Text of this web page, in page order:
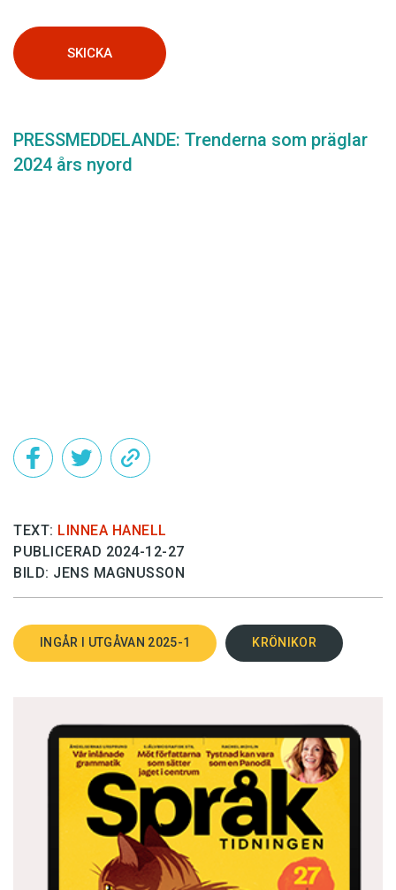
SKICKA
PRESSMEDDELANDE: Trenderna som präglar
2024 års nyord
Det här innehållet kräver att du accepterar cookies.
TEXT: LINNEA HANELL
PUBLICERAD 2024-12-27
BILD: JENS MAGNUSSON
INGÅR I UTGÅVAN 2025-1 KRÖNIKOR